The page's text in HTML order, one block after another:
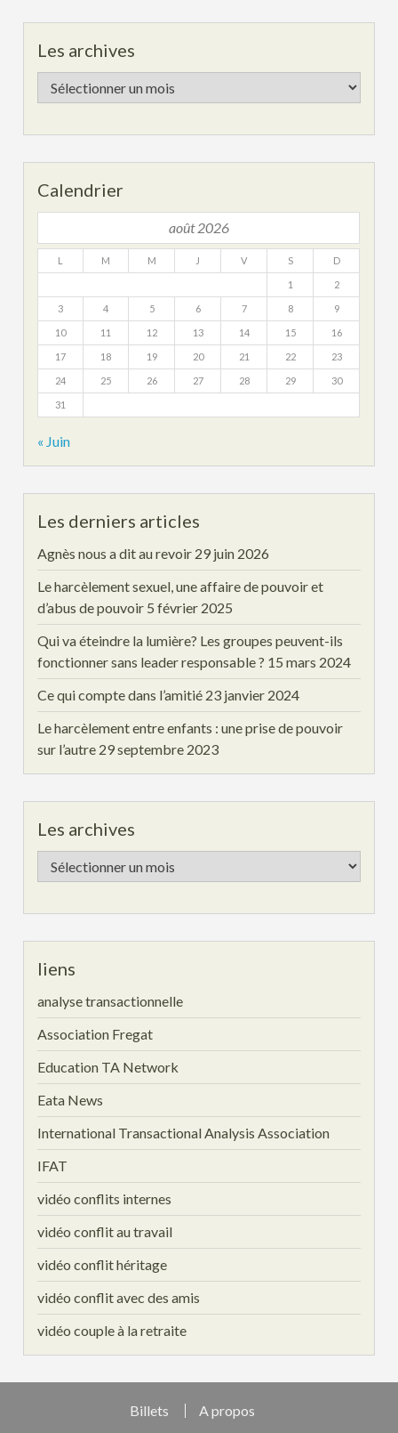
Les archives
Les
archives
Calendrier
août 2026
L M M J V S D
1 2
3 4 5 6 7 8 9
10 11 12 13 14 15 16
17 18 19 20 21 22 23
24 25 26 27 28 29 30
31
« Juin
Les derniers articles
Agnès nous a dit au revoir 29 juin 2026
Le harcèlement sexuel, une affaire de pouvoir et
d’abus de pouvoir 5 février 2025
Qui va éteindre la lumière? Les groupes peuvent-ils
fonctionner sans leader responsable ? 15 mars 2024
Ce qui compte dans l’amitié 23 janvier 2024
Le harcèlement entre enfants : une prise de pouvoir
sur l’autre 29 septembre 2023
Les archives
Les
archives
liens
analyse transactionnelle
Association Fregat
Education TA Network
Eata News
International Transactional Analysis Association
IFAT
vidéo conflits internes
vidéo conflit au travail
vidéo conflit héritage
vidéo conflit avec des amis
vidéo couple à la retraite
Billets A propos